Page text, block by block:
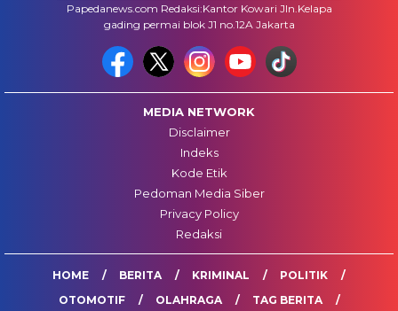
Papedanews.com Redaksi:Kantor Kowari Jln.Kelapa
gading permai blok J1 no.12A Jakarta
MEDIA NETWORK
Disclaimer
Indeks
Kode Etik
Pedoman Media Siber
Privacy Policy
Redaksi
HOME BERITA KRIMINAL
POLITIK
OTOMOTIF
OLAHRAGA
TAG BERITA